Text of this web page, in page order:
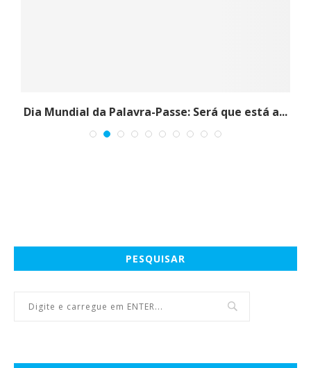
Dia Mundial da Palavra-Passe: Será que está a...
PESQUISAR